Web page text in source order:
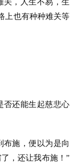
上也有种种难关等
否还能生起慈悲心
布施，便以为是向
，还让我布施！”